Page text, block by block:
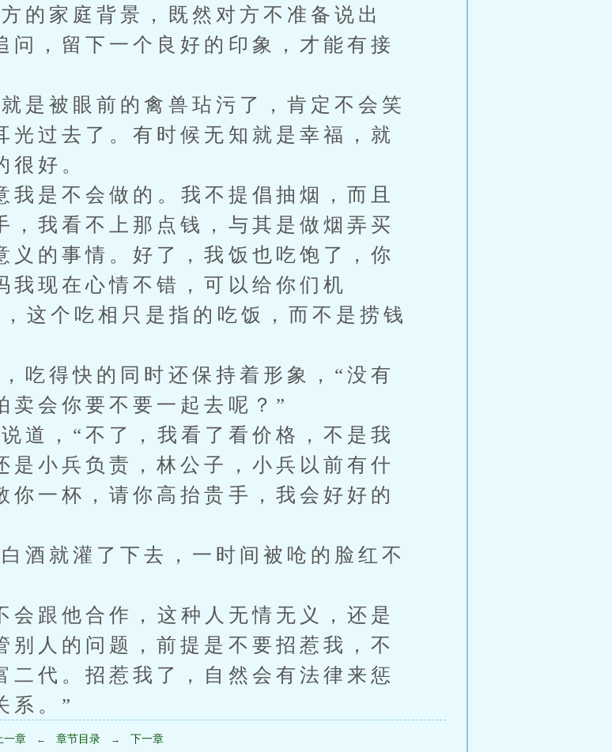
家庭背景，既然对方不准备说出
问，留下一个良好的印象，才能有接
被眼前的禽兽玷污了，肯定不会笑
光过去了。有时候无知就是幸福，就
很好。
是不会做的。我不提倡抽烟，而且
，我看不上那点钱，与其是做烟弄买
义的事情。好了，我饭也吃饱了，你
我现在心情不错，可以给你们机
这个吃相只是指的吃饭，而不是捞钱
得快的同时还保持着形象，“没有
卖会你要不要一起去呢？”
，“不了，我看了看价格，不是我
是小兵负责，林公子，小兵以前有什
你一杯，请你高抬贵手，我会好好的
就灌了下去，一时间被呛的脸红不
跟他合作，这种人无情无义，还是
别人的问题，前提是不要招惹我，不
二代。招惹我了，自然会有法律来惩
系。”
一章 ← 章节目录 → 下一章